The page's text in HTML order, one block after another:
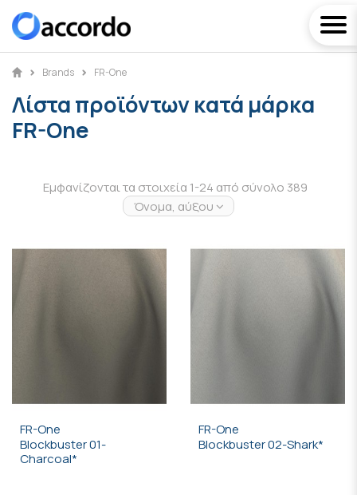
Brands FR-One
Λίστα προϊόντων κατά μάρκα
FR-One
Εμφανίζονται τα στοιχεία 1-24 από σύνολο 389
Όνομα, αύξουσα
FR-One
Blockbuster 01-
Charcoal*
FR-One
Blockbuster 02-Shark*